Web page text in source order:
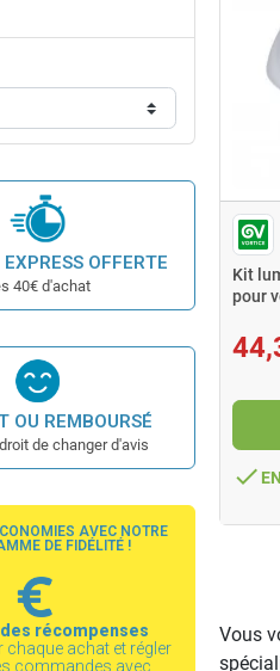
OFFERTE
40€ d'achat
OU REMBOURSÉ
de changer d'avis
AVEC NOTRE
DE FIDÉLITÉ !
récompenses
chaque achat et régler
commandes avec
Kit
pour
done
Vous